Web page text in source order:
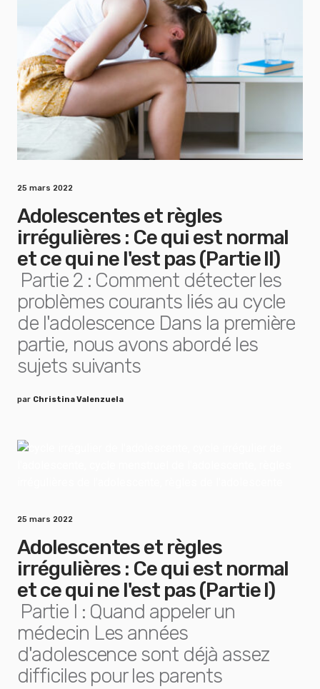
25 mars 2022
Adolescentes et règles
irrégulières : Ce qui est normal
et ce qui ne l'est pas (Partie II)
Partie 2 : Comment détecter les
problèmes courants liés au cycle
de l'adolescence Dans la première
partie, nous avons abordé les
sujets suivants
par Christina Valenzuela
25 mars 2022
Adolescentes et règles
irrégulières : Ce qui est normal
et ce qui ne l'est pas (Partie I)
Partie I : Quand appeler un
médecin Les années
d'adolescence sont déjà assez
difficiles pour les parents